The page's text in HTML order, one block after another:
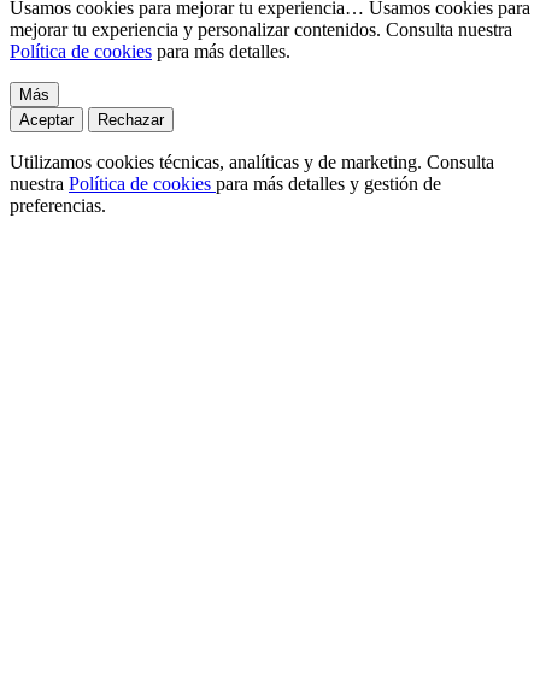
Usamos cookies para mejorar tu experiencia… Usamos cookies para
mejorar tu experiencia y personalizar contenidos. Consulta nuestra
Política de cookies para más detalles.
Más
Aceptar
Rechazar
Utilizamos cookies técnicas, analíticas y de marketing. Consulta
nuestra Política de cookies para más detalles y gestión de
preferencias.